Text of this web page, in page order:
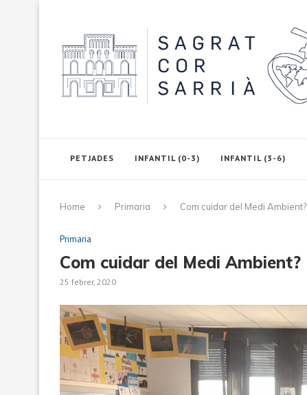
PETJADES INFANTIL (0-3) INFANTIL (3-6)
Home Primaria Com cuidar del Medi Ambient?
Primaria
Com cuidar del Medi Ambient?
25 febrer, 2020